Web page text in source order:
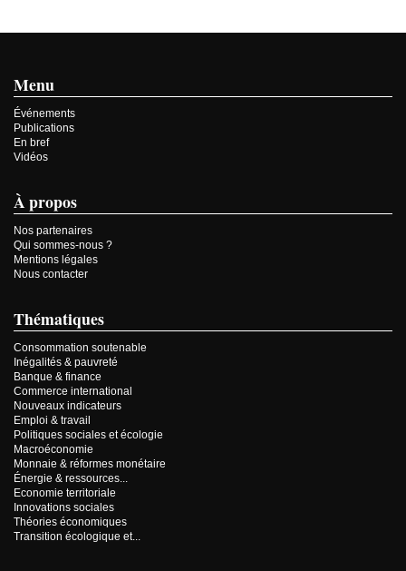
Menu
Événements
Publications
En bref
Vidéos
À propos
Nos partenaires
Qui sommes-nous ?
Mentions légales
Nous contacter
Thématiques
Consommation soutenable
Inégalités & pauvreté
Banque & finance
Commerce international
Nouveaux indicateurs
Emploi & travail
Politiques sociales et écologie
Macroéconomie
Monnaie & réformes monétaire
Énergie & ressources...
Economie territoriale
Innovations sociales
Théories économiques
Transition écologique et...